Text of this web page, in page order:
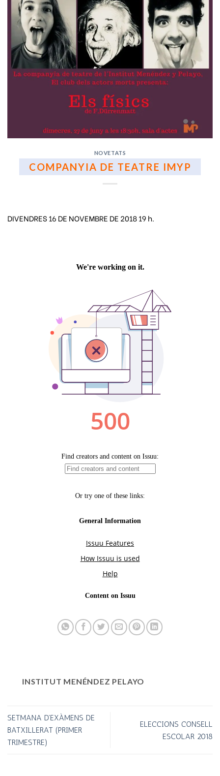
NOVETATS
COMPANYIA DE TEATRE IMYP
DIVENDRES 16 DE NOVEMBRE DE 2018 19 h.
INSTITUT MENÉNDEZ PELAYO
SETMANA D’EXÀMENS DE
BATXILLERAT (PRIMER
TRIMESTRE)
ELECCIONS CONSELL
ESCOLAR 2018